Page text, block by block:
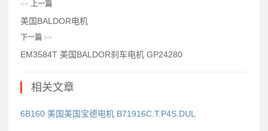
<< 上一篇
美国BALDOR电机
下一篇 >>
EM3584T 美国BALDOR刹车电机 GP24280
相关文章
6B160 美国美国宝德电机 B71916C.T.P4S.DUL